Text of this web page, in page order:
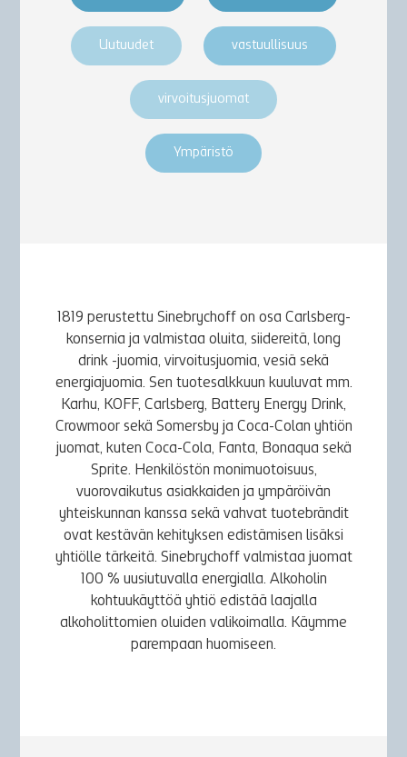
Uutuudet vastuullisuus
virvoitusjuomat
Ympäristö
1819 perustettu Sinebrychoff on osa Carlsberg-
konsernia ja valmistaa oluita, siidereitä, long
drink -juomia, virvoitusjuomia, vesiä sekä
energiajuomia. Sen tuotesalkkuun kuuluvat mm.
Karhu, KOFF, Carlsberg, Battery Energy Drink,
Crowmoor sekä Somersby ja Coca-Colan yhtiön
juomat, kuten Coca-Cola, Fanta, Bonaqua sekä
Sprite. Henkilöstön monimuotoisuus,
vuorovaikutus asiakkaiden ja ympäröivän
yhteiskunnan kanssa sekä vahvat tuotebrändit
ovat kestävän kehityksen edistämisen lisäksi
yhtiölle tärkeitä. Sinebrychoff valmistaa juomat
100 % uusiutuvalla energialla. Alkoholin
kohtuukäyttöä yhtiö edistää laajalla
alkoholittomien oluiden valikoimalla. Käymme
parempaan huomiseen.